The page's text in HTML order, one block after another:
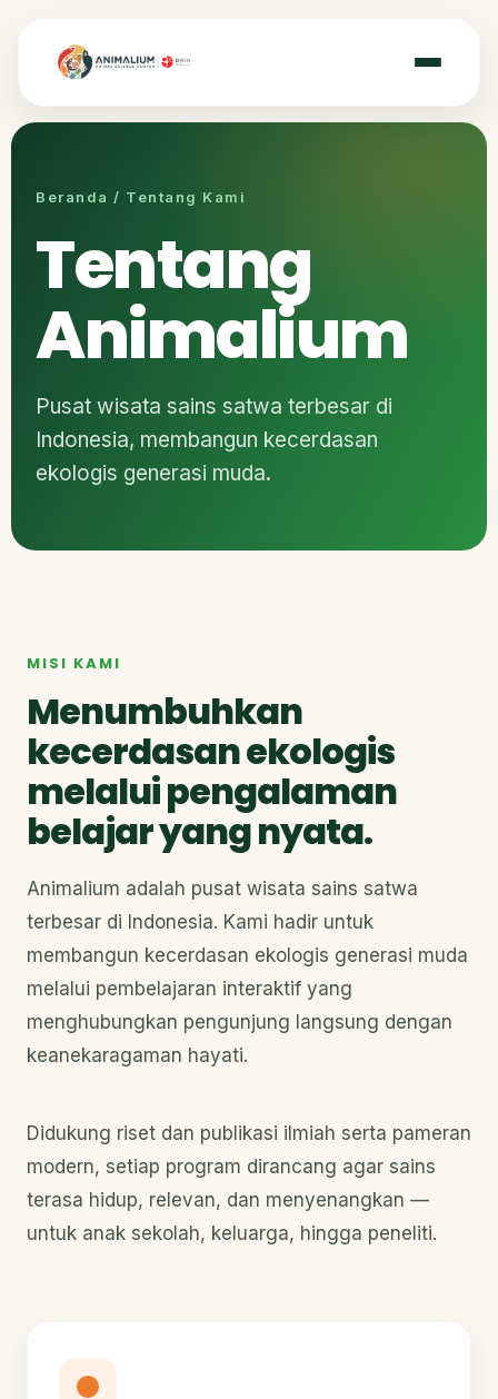
Beranda / Tentang Kami
Tentang
Animalium
Pusat wisata sains satwa terbesar di
Indonesia, membangun kecerdasan
ekologis generasi muda.
MISI KAMI
Menumbuhkan
kecerdasan ekologis
melalui pengalaman
belajar yang nyata.
Animalium adalah pusat wisata sains satwa
terbesar di Indonesia. Kami hadir untuk
membangun kecerdasan ekologis generasi muda
melalui pembelajaran interaktif yang
menghubungkan pengunjung langsung dengan
keanekaragaman hayati.
Didukung riset dan publikasi ilmiah serta pameran
modern, setiap program dirancang agar sains
terasa hidup, relevan, dan menyenangkan —
untuk anak sekolah, keluarga, hingga peneliti.